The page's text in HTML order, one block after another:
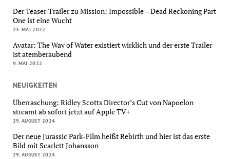
Der Teaser-Trailer zu Mission: Impossible – Dead Reckoning Part
One ist eine Wucht
23. MAI 2022
Avatar: The Way of Water existiert wirklich und der erste Trailer
ist atemberaubend
9. MAI 2022
NEUIGKEITEN
Überraschung: Ridley Scotts Director’s Cut von Napoelon
streamt ab sofort jetzt auf Apple TV+
29. AUGUST 2024
Der neue Jurassic Park-Film heißt Rebirth und hier ist das erste
Bild mit Scarlett Johansson
29. AUGUST 2024